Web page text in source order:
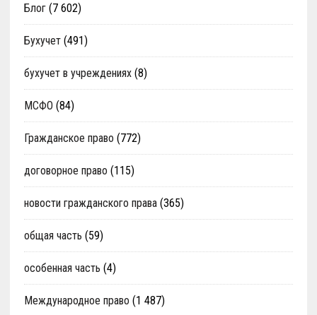
Блог(7 602)
Бухучет(491)
бухучет в учреждениях(8)
МСФО (84)
Гражданское право (772)
договорное право (115)
новости гражданского права(365)
общая часть (59)
особенная часть (4)
Международное право (1 487)